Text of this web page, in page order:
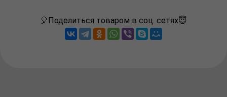
🎈Поделиться товаром в соц. сетях😇